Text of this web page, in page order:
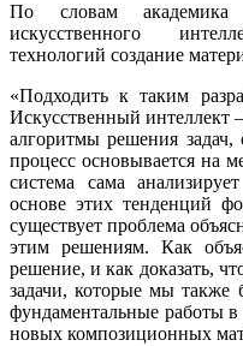
По словам
искусственного
технологий создание
«Подходить к таким
Искусственный интеллект
алгоритмы решения задач,
процесс основывается на
система сама
основе этих тенденций
существует проблема
этим решениям. Как
решение, и как доказать,
задачи, которые мы также
фундаментальные работы
новых композиционных